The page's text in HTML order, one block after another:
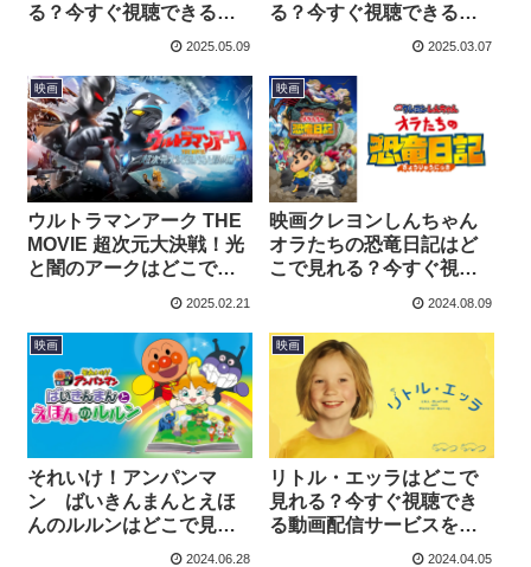
る？今すぐ視聴できる動
画配信サービスを紹介！
2025.05.09
る？今すぐ視聴できる動
画配信サービスを紹介！
2025.03.07
映画
ウルトラマンアーク THE
MOVIE 超次元大決戦！光
と闇のアークはどこで見
動画配信サービスを紹
介！
2025.02.21
映画
映画クレヨンしんちゃん
オラたちの恐竜日記はど
こで見れる？今すぐ視聴
2024.08.09
映画
それいけ！アンパンマ
ン ばいきんまんとえほ
んのルルンはどこで見れ
る？今すぐ視聴できる動
2024.06.28
映画
リトル・エッラはどこで
見れる？今すぐ視聴でき
る動画配信サービスを紹
2024.04.05